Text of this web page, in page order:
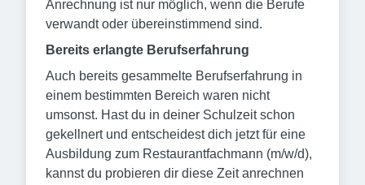
Anrechnung ist nur möglich, wenn die Berufe
verwandt oder übereinstimmend sind.
Bereits erlangte Berufserfahrung
Auch bereits gesammelte Berufserfahrung in
einem bestimmten Bereich waren nicht
umsonst. Hast du in deiner Schulzeit schon
gekellnert und entscheidest dich jetzt für eine
Ausbildung zum Restaurantfachmann (m/w/d),
kannst du probieren dir diese Zeit anrechnen